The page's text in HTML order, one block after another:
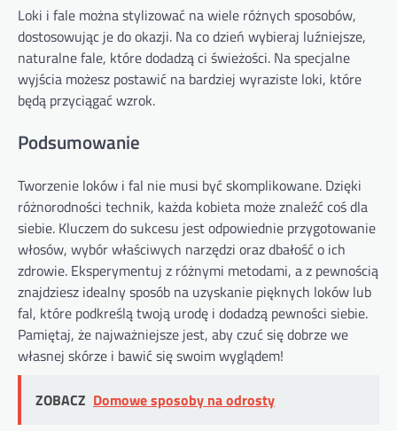
Loki i fale można stylizować na wiele różnych sposobów,
dostosowując je do okazji. Na co dzień wybieraj luźniejsze,
naturalne fale, które dodadzą ci świeżości. Na specjalne
wyjścia możesz postawić na bardziej wyraziste loki, które
będą przyciągać wzrok.
Podsumowanie
Tworzenie loków i fal nie musi być skomplikowane. Dzięki
różnorodności technik, każda kobieta może znaleźć coś dla
siebie. Kluczem do sukcesu jest odpowiednie przygotowanie
włosów, wybór właściwych narzędzi oraz dbałość o ich
zdrowie. Eksperymentuj z różnymi metodami, a z pewnością
znajdziesz idealny sposób na uzyskanie pięknych loków lub
fal, które podkreślą twoją urodę i dodadzą pewności siebie.
Pamiętaj, że najważniejsze jest, aby czuć się dobrze we
własnej skórze i bawić się swoim wyglądem!
ZOBACZ Domowe sposoby na odrosty